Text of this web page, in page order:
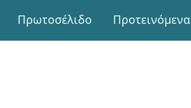
Πρωτοσέλιδο Προτεινόμενα